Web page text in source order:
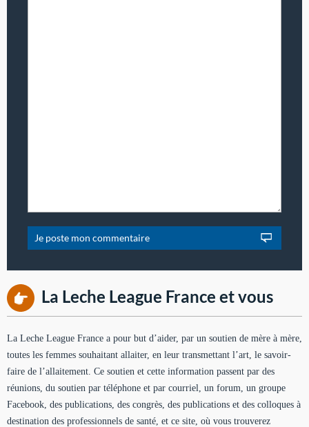
La Leche League France et vous
La Leche League France a pour but d’aider, par un soutien de mère à mère,
toutes les femmes souhaitant allaiter, en leur transmettant l’art, le savoir-
faire de l’allaitement. Ce soutien et cette information passent par des
réunions, du soutien par téléphone et par courriel, un forum, un groupe
Facebook, des publications, des congrès, des publications et des colloques à
destination des professionnels de santé, et ce site, où vous trouverez